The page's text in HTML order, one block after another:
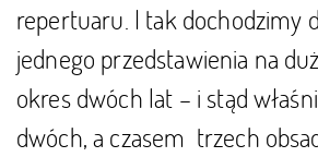
repertuaru. I tak dochodzimy
jednego przedstawienia na
okres dwóch lat – i stąd
dwóch, a czasem trzech